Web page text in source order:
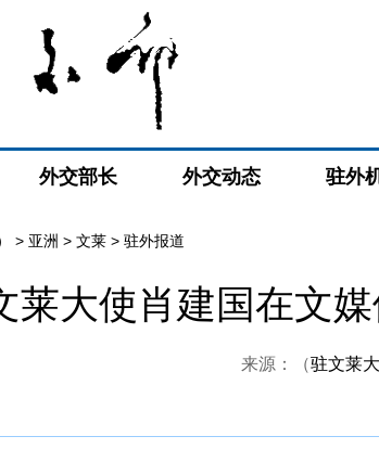
外交部长 外交动态 驻外
> 亚洲 > 文莱 > 驻外报道
莱大使肖建国在文
来源：（驻文莱